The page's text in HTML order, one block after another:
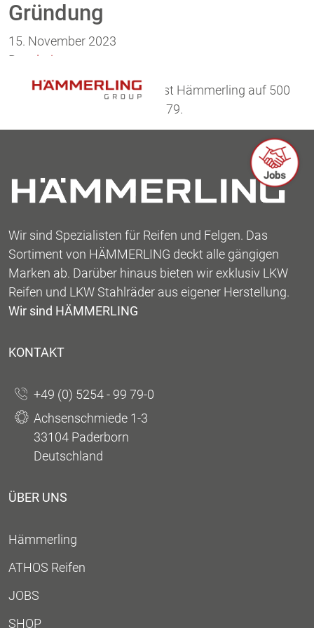
Zum Inhalt springen
Gründung
15. November 2023
By
admin
Gründung der Fa. Reifendienst Hämmerling auf 500
qm an der Bielefelder Straße 79.
Wir sind Spezialisten für Reifen und Felgen. Das
Sortiment von HÄMMERLING deckt alle gängigen
Marken ab. Darüber hinaus bieten wir exklusiv LKW
Reifen und LKW Stahlräder aus eigener Herstellung.
Wir sind HÄMMERLING
KONTAKT
+49 (0) 5254 - 99 79-0
Achsenschmiede 1-3
33104 Paderborn
Deutschland
ÜBER UNS
Hämmerling
ATHOS Reifen
JOBS
SHOP